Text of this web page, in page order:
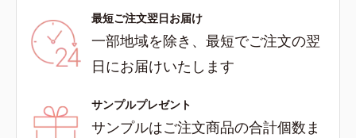
最短ご注文翌日お届け
一部地域を除き、最短でご注文の翌
日にお届けいたします
サンプルプレゼント
サンプルはご注文商品の合計個数ま